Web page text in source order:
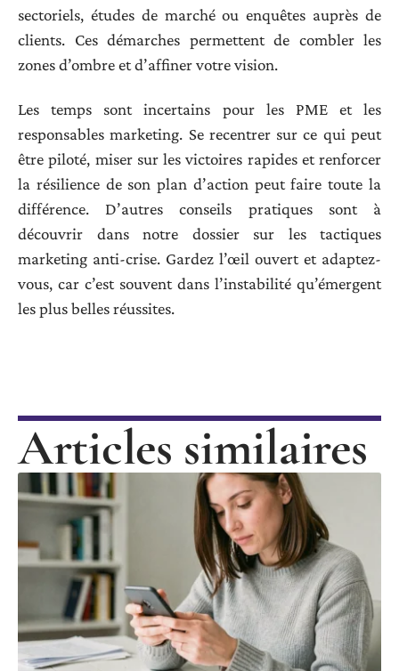
sectoriels, études de marché ou enquêtes auprès de
clients. Ces démarches permettent de combler les
zones d’ombre et d’affiner votre vision.
Les temps sont incertains pour les PME et les
responsables marketing. Se recentrer sur ce qui peut
être piloté, miser sur les victoires rapides et renforcer
la résilience de son plan d’action peut faire toute la
différence. D’autres conseils pratiques sont à
découvrir dans notre dossier sur les tactiques
marketing anti-crise. Gardez l’œil ouvert et adaptez-
vous, car c’est souvent dans l’instabilité qu’émergent
les plus belles réussites.
Articles similaires